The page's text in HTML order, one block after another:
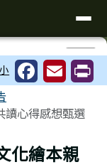
⏸
小
讀心得感想甄選
化繪本親